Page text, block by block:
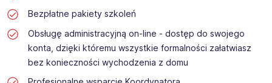
Bezpłatne pakiety szkoleń
Obsługę administracyjną on-line - dostęp do swojego
konta, dzięki któremu wszystkie formalności załatwiasz
bez konieczności wychodzenia z domu